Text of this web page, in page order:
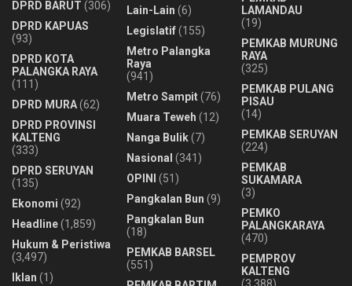
DPRD BARUT (306)
DPRD KAPUAS
(93)
DPRD KOTA
PALANGKA RAYA
(111)
DPRD MURA(62)
DPRD PROVINSI
KALTENG
(333)
DPRD SERUYAN
(135)
Ekonomi (92)
Headline(1,859)
Hukum & Peristiwa
(3,497)
Iklan (1)
Lain-Lain (6)
Legislatif(155)
Metro Palangka
Raya
(941)
Metro Sampit(76)
Muara Teweh (12)
Nanga Bulik(7)
Nasional (341)
OPINI
(51)
Pangkalan Bun (9)
Pangkalan Bun
(18)
PEMKAB BARSEL
(551)
LAMANDAU
(19)
PEMKAB MURUNG
RAYA
(325)
PEMKAB PULANG
PISAU
(14)
PEMKAB SERUYAN
(224)
PEMKAB
SUKAMARA
(3)
PEMKO
PALANGKARAYA
(470)
PEMPROV
KALTENG
(3,388)